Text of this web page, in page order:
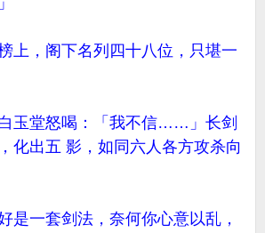
上，阁下名列四十八位，只堪一
白玉堂怒喝：「我不信……」长剑
化出五 影，如同六人各方攻杀向
是一套剑法，奈何你心意以乱，